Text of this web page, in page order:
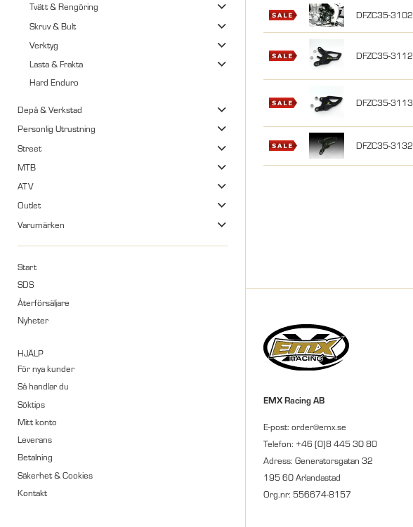
Tvätt & Rengöring
Skruv & Bult
Verktyg
Lasta & Frakta
Hard Enduro
Depå & Verkstad
Personlig Utrustning
Street
MTB
ATV
Outlet
Varumärken
Start
SDS
Återförsäljare
Nyheter
HJÄLP
För nya kunder
Så handlar du
Söktips
Mitt konto
Leverans
Betalning
Säkerhet & Cookies
Kontakt
DFZC35-3102
DFZC35-3112
DFZC35-3113
DFZC35-3132
EMX Racing AB
E-post: order@emx.se
Telefon: +46 (0)8 445 30 80
Adress: Generatorsgatan 32
195 60 Arlandastad
Org.nr: 556674-8157